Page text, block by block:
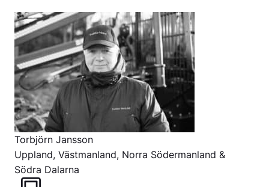
Torbjörn Jansson
Uppland, Västmanland, Norra Södermanland &
Södra Dalarna